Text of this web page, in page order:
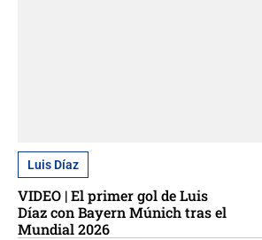
Luis Díaz
VIDEO | El primer gol de Luis
Díaz con Bayern Múnich tras el
Mundial 2026